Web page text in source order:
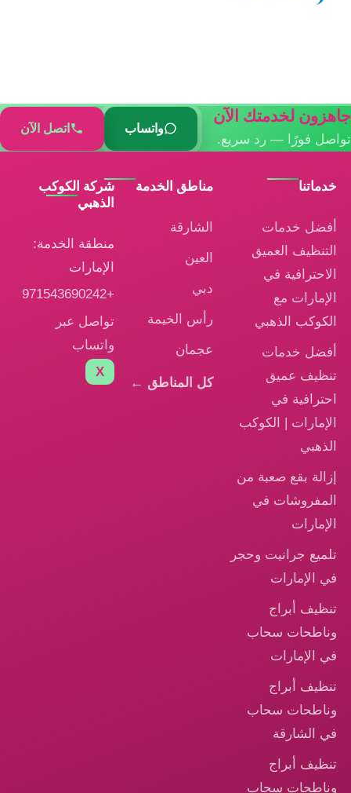
جاهزون لخدمتك الآن
تواصل فورًا — رد سريع.
واتساب اتصل الآن
خدماتنا
أفضل خدمات
التنظيف العميق
الاحترافية في
الإمارات مع
الكوكب الذهبي
أفضل خدمات
تنظيف عميق
احترافية في
الإمارات | الكوكب
الذهبي
إزالة بقع صعبة من
المفروشات في
الإمارات
تلميع جرانيت وحجر
في الإمارات
تنظيف أبراج
وناطحات سحاب
في الإمارات
تنظيف أبراج
وناطحات سحاب
في الشارقة
تنظيف أبراج
وناطحات سحاب
مناطق الخدمة
الشارقة
العين
دبي
رأس الخيمة
عجمان
كل المناطق ←
شركة الكوكب
الذهبي
منطقة الخدمة:
الإمارات
+971543690242
تواصل عبر
واتساب
X